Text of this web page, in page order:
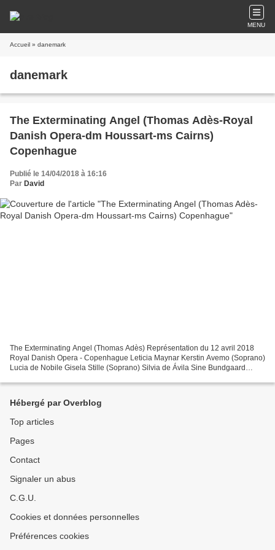
MENU
Accueil » danemark
danemark
The Exterminating Angel (Thomas Adès-Royal
Danish Opera-dm Houssart-ms Cairns)
Copenhague
Publié le 14/04/2018 à 16:16
Par David
The Exterminating Angel (Thomas Adès) Représentation du 12 avril 2018
Royal Danish Opera - Copenhague Leticia Maynar Kerstin Avemo (Soprano)
Lucia de Nobile Gisela Stille (Soprano) Silvia de Ávila Sine Bundgaard
Hébergé par Overblog
Top articles
Pages
Contact
Signaler un abus
C.G.U.
Cookies et données personnelles
Préférences cookies